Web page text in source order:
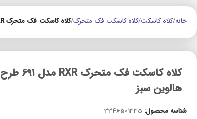
خانه/کلاه کاسکت/کلاه کاسکت فک متحرک/کلاه کاسکت فک متحرک RXR مدل 691 طرح هالوین سبز
کلاه کاسکت فک متحرک RXR مدل 691 طرح
هالوین سبز
شناسه محصول: 3346501335